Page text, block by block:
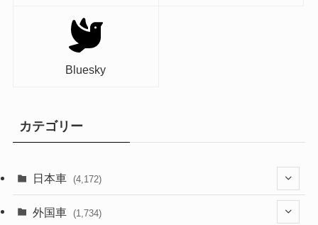
Bluesky
カテゴリー
日本車 (4,172)
(1,321)
外国車 (1,734)